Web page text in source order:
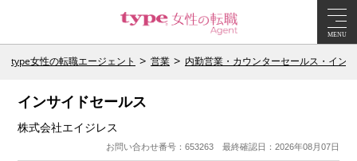
MENU
type女性の転職エージェント 営業 内勤営業・カウンターセールス・イン
インサイドセールス
株式会社エイジレス
お問い合わせ番号：653263 最終確認日：2026年08月07日